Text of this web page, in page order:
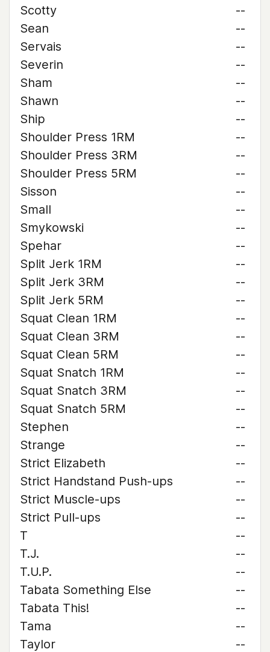
Scotty
--
Sean
--
Servais
--
Severin
--
Sham
--
Shawn
--
Ship
--
Shoulder Press 1RM
--
Shoulder Press 3RM
--
Shoulder Press 5RM
--
Sisson
--
Small
--
Smykowski
--
Spehar
--
Split Jerk 1RM
--
Split Jerk 3RM
--
Split Jerk 5RM
--
Squat Clean 1RM
--
Squat Clean 3RM
--
Squat Clean 5RM
--
Squat Snatch 1RM
--
Squat Snatch 3RM
--
Squat Snatch 5RM
--
Stephen
--
Strange
--
Strict Elizabeth
--
Strict Handstand Push-ups
--
Strict Muscle-ups
--
Strict Pull-ups
--
T
--
T.J.
--
T.U.P.
--
Tabata Something Else
--
Tabata This!
--
Tama
--
Taylor
--